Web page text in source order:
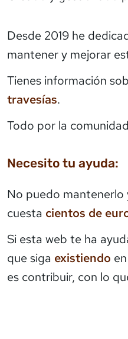
Desde 2019 he
mantener y mejorar
Tienes información
travesías.
Todo por la
Necesito tu ayuda:
No puedo
cuesta cientos de
Si esta web te ha
que siga existiendo
es contribuir, con lo